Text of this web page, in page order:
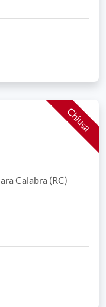
Calabra (RC)
Chiusa